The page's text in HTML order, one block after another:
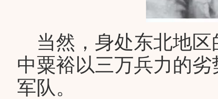
当然，身处东北地区
中粟裕以三万兵力的
军队。